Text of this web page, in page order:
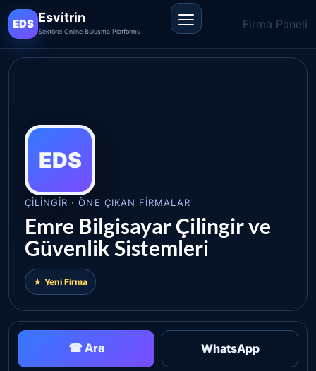
EDS Esvitrin
Sektörel Online Buluşma Platformu
Firma Paneli
EDS
ÇILINGIR · ÖNE ÇIKAN FIRMALAR
Emre Bilgisayar Çilingir ve
Güvenlik Sistemleri
★ Yeni Firma
☎ Ara WhatsApp